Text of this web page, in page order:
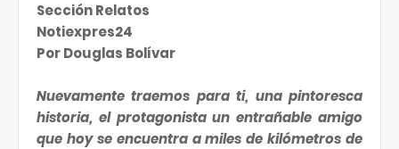
Sección Relatos
Notiexpres24
Por Douglas Bolívar
Nuevamente traemos para ti, una pintoresca
historia, el protagonista un entrañable amigo
que hoy se encuentra a miles de kilómetros de